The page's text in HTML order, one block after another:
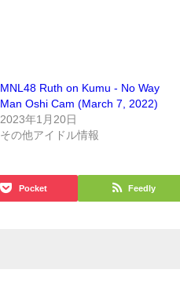
MNL48 Ruth on Kumu - No Way
Man Oshi Cam (March 7, 2022)
2023年1月20日
その他アイドル情報
Pocket Feedly